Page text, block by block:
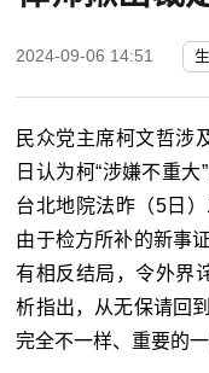
2024-09-06 14:51
民众党主席柯文哲涉
日认为柯“涉嫌不重大
台北地院法昨（5日
由于检方所补的新事
有相反结局，令外界
析指出，从无保请回
完全不一样、重要的